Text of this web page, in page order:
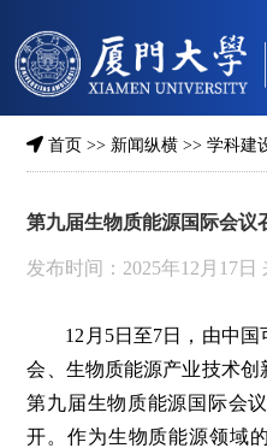
首页 >> 新闻纵横 >>学科建
第九届生物质能源国际会议
发布时间：2025年12月17日
12月5日至7日，由中
会、生物质能源产业技术
第九届生物质能源国际会
开。作为生物质能源领域